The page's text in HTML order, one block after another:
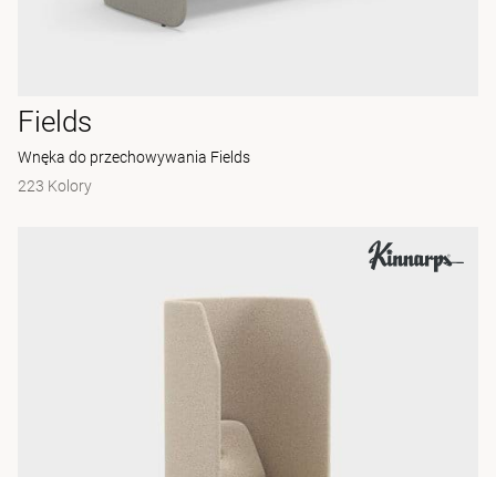
Fields
Wnęka do przechowywania Fields
223 Kolory